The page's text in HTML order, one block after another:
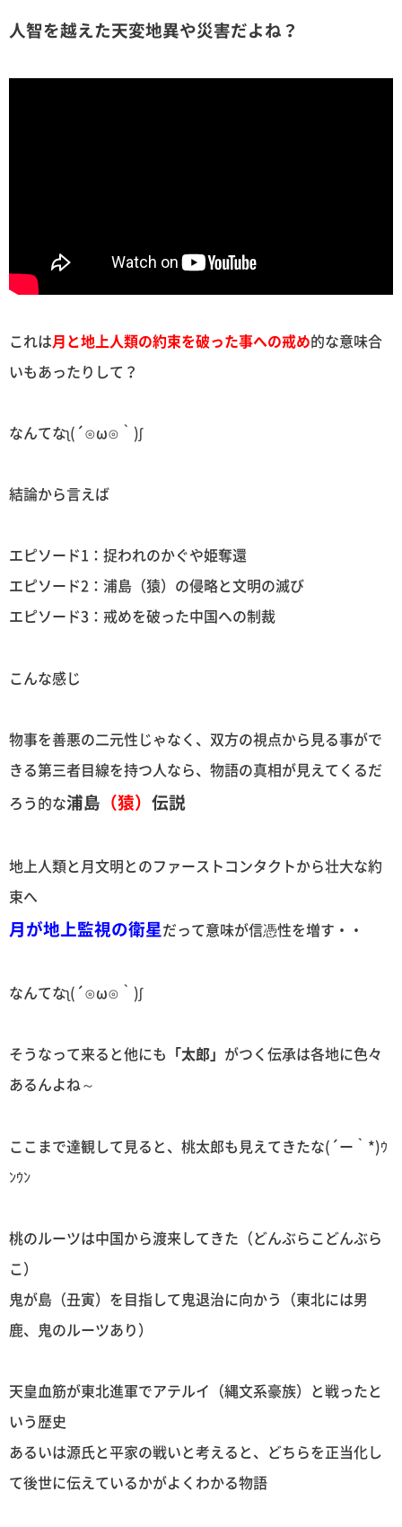
人智を越えた天変地異や災害だよね？
これは月と地上人類の約束を破った事への戒め的な意味合
いもあったりして？
なんてなʅ(´⊙ω⊙｀)ʃ
結論から言えば
エピソード1：捉われのかぐや姫奪還
エピソード2：浦島（猿）の侵略と文明の滅び
エピソード3：戒めを破った中国への制裁
こんな感じ
物事を善悪の二元性じゃなく、双方の視点から見る事がで
きる第三者目線を持つ人なら、物語の真相が見えてくるだ
ろう的な浦島 （猿） 伝説
地上人類と月文明とのファーストコンタクトから壮大な約
束へ
月が地上監視の衛星だって意味が信憑性を増す・・
なんてなʅ(´⊙ω⊙｀)ʃ
そうなって来ると他にも 「太郎」 がつく伝承は各地に色々
あるんよね～
ここまで達観して見ると、桃太郎も見えてきたな(´ー｀*)ｳ
ﾝｳﾝ
桃のルーツは中国から渡来してきた（どんぶらこどんぶら
こ）
鬼が島（丑寅）を目指して鬼退治に向かう（東北には男
鹿、鬼のルーツあり）
天皇血筋が東北進軍でアテルイ（縄文系豪族）と戦ったと
いう歴史
あるいは源氏と平家の戦いと考えると、どちらを正当化し
て後世に伝えているかがよくわかる物語